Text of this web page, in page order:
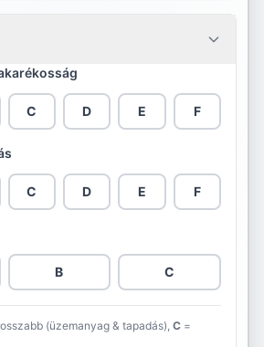
C D E F
C D E F
B C
(üzemanyag & tapadás), C =